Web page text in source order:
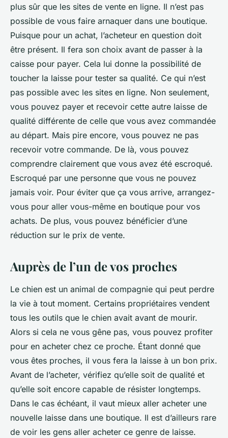
plus sûr que les sites de vente en ligne. Il n’est pas
possible de vous faire arnaquer dans une boutique.
Puisque pour un achat, l’acheteur en question doit
être présent. Il fera son choix avant de passer à la
caisse pour payer. Cela lui donne la possibilité de
toucher la laisse pour tester sa qualité. Ce qui n’est
pas possible avec les sites en ligne. Non seulement,
vous pouvez payer et recevoir cette autre laisse de
qualité différente de celle que vous avez commandée
au départ. Mais pire encore, vous pouvez ne pas
recevoir votre commande. De là, vous pouvez
comprendre clairement que vous avez été escroqué.
Escroqué par une personne que vous ne pouvez
jamais voir. Pour éviter que ça vous arrive, arrangez-
vous pour aller vous-même en boutique pour vos
achats. De plus, vous pouvez bénéficier d’une
réduction sur le prix de vente.
Auprès de l’un de vos proches
Le chien est un animal de compagnie qui peut perdre
la vie à tout moment. Certains propriétaires vendent
tous les outils que le chien avait avant de mourir.
Alors si cela ne vous gêne pas, vous pouvez profiter
pour en acheter chez ce proche. Étant donné que
vous êtes proches, il vous fera la laisse à un bon prix.
Avant de l’acheter, vérifiez qu’elle soit de qualité et
qu’elle soit encore capable de résister longtemps.
Dans le cas échéant, il vaut mieux aller acheter une
nouvelle laisse dans une boutique. Il est d’ailleurs rare
de voir les gens aller acheter ce genre de laisse.